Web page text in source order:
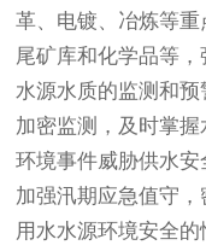
革、电镀、冶炼等重
尾矿库和化学品等
水源水质的监测和
加密监测，及时掌
环境事件威胁供水安
加强汛期应急值守
用水水源环境安全